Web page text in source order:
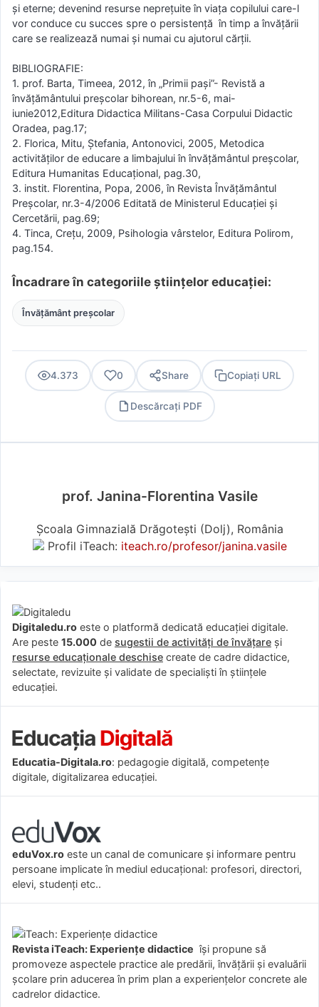
și eterne; devenind resurse neprețuite în viața copilului care-l
vor conduce cu succes spre o persistență în timp a învățării
care se realizează numai și numai cu ajutorul cărții.
BIBLIOGRAFIE:
1. prof. Barta, Timeea, 2012, în „Primii pași”- Revistă a
învățământului preșcolar bihorean, nr.5-6, mai-
iunie2012,Editura Didactica Militans-Casa Corpului Didactic
Oradea, pag.17;
2. Florica, Mitu, Ștefania, Antonovici, 2005, Metodica
activităților de educare a limbajului în învățământul preșcolar,
Editura Humanitas Educațional, pag.30,
3. instit. Florentina, Popa, 2006, în Revista Învățământul
Preșcolar, nr.3-4/2006 Editată de Ministerul Educației și
Cercetării, pag.69;
4. Tinca, Crețu, 2009, Psihologia vârstelor, Editura Polirom,
pag.154.
Încadrare în categoriile științelor educației:
Învățământ preșcolar
4.373 0 Share Copiați URL
Descărcați PDF
prof. Janina-Florentina Vasile
Școala Gimnazială Drăgotești (Dolj), România
Profil iTeach: iteach.ro/profesor/janina.vasile
Digitaledu.ro este o platformă dedicată educației digitale.
Are peste 15.000 de sugestii de activități de învățare și
resurse educaționale deschise create de cadre didactice,
selectate, revizuite și validate de specialiști în științele
educației.
Educatia-Digitala.ro: pedagogie digitală, competențe
digitale, digitalizarea educației.
eduVox.ro este un canal de comunicare și informare pentru
persoane implicate în mediul educațional: profesori, directori,
elevi, studenți etc..
Revista iTeach: Experienţe didactice îşi propune să
promoveze aspectele practice ale predării, învăţării şi evaluării
şcolare prin aducerea în prim plan a experienţelor concrete ale
cadrelor didactice.